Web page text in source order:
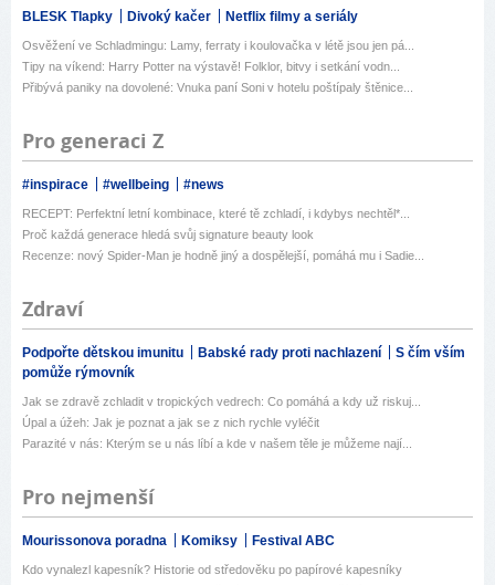
BLESK Tlapky Divoký kačer Netflix filmy a seriály
Osvěžení ve Schladmingu: Lamy, ferraty i koulovačka v létě jsou jen pá...
Tipy na víkend: Harry Potter na výstavě! Folklor, bitvy i setkání vodn...
Přibývá paniky na dovolené: Vnuka paní Soni v hotelu poštípaly štěnice...
Pro generaci Z
#inspirace #wellbeing #news
RECEPT: Perfektní letní kombinace, které tě zchladí, i kdybys nechtěl*...
Proč každá generace hledá svůj signature beauty look
Recenze: nový Spider-Man je hodně jiný a dospělejší, pomáhá mu i Sadie...
Zdraví
Podpořte dětskou imunitu Babské rady proti nachlazení
S čím vším
pomůže rýmovník
Jak se zdravě zchladit v tropických vedrech: Co pomáhá a kdy už riskuj...
Úpal a úžeh: Jak je poznat a jak se z nich rychle vyléčit
Parazité v nás: Kterým se u nás líbí a kde v našem těle je můžeme nají...
Pro nejmenší
Mourissonova poradna Komiksy Festival ABC
Kdo vynalezl kapesník? Historie od středověku po papírové kapesníky